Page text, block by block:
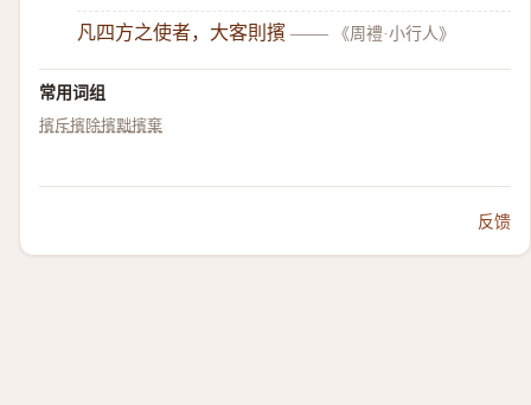
凡四方之使者，大客則擯 —— 《周禮·小行人》
常用词组
擯斥擯除擯黜擯棄
反馈